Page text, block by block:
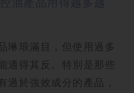
琳琅滿目，但使用過多
適得其反。特別是那些
過於強效成分的產品，